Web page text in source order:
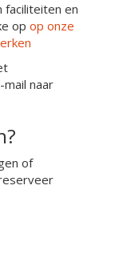
faciliteiten en
opop onze
naar
of